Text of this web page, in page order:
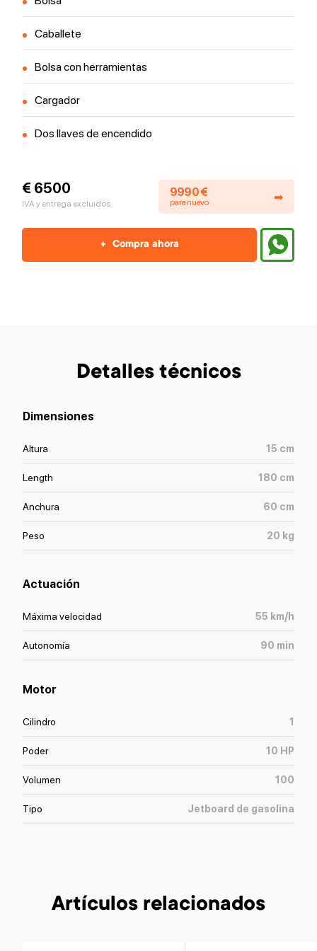
Caballete
Bolsa con herramientas
Cargador
Dos llaves de encendido
€ 6500
IVA y entrega excluidos
9990 €
para nuevo ➡
+ Compra ahora
Detalles técnicos
Dimensiones
Altura 15 cm
Length 180 cm
Anchura 60 cm
Peso 20 kg
Actuación
Máxima velocidad 55 km/h
Autonomía 90 min
Motor
Cilindro 1
Poder 10 HP
Volumen 100
Tipo Jetboard de gasolina
Artículos relacionados